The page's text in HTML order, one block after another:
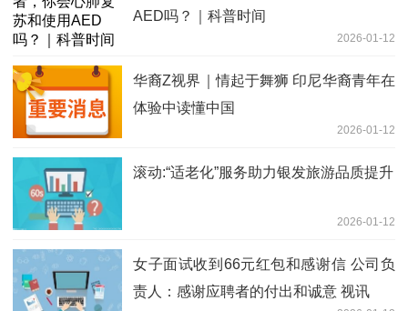
AED吗？｜科普时间
2026-01-12
华裔Z视界｜情起于舞狮 印尼华裔青年在
体验中读懂中国
2026-01-12
滚动:“适老化”服务助力银发旅游品质提升
2026-01-12
女子面试收到66元红包和感谢信 公司负
责人：感谢应聘者的付出和诚意 视讯